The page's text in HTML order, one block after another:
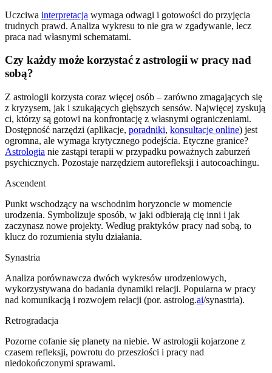
Uczciwa interpretacja wymaga odwagi i gotowości do przyjęcia
trudnych prawd. Analiza wykresu to nie gra w zgadywanie, lecz
praca nad własnymi schematami.
Czy każdy może korzystać z astrologii w pracy nad
sobą?
Z astrologii korzysta coraz więcej osób – zarówno zmagających się
z kryzysem, jak i szukających głębszych sensów. Najwięcej zyskują
ci, którzy są gotowi na konfrontację z własnymi ograniczeniami.
Dostępność narzędzi (aplikacje, poradniki, konsultacje online) jest
ogromna, ale wymaga krytycznego podejścia. Etyczne granice?
Astrologia nie zastąpi terapii w przypadku poważnych zaburzeń
psychicznych. Pozostaje narzędziem autorefleksji i autocoachingu.
Ascendent
Punkt wschodzący na wschodnim horyzoncie w momencie
urodzenia. Symbolizuje sposób, w jaki odbierają cię inni i jak
zaczynasz nowe projekty. Według praktyków pracy nad sobą, to
klucz do rozumienia stylu działania.
Synastria
Analiza porównawcza dwóch wykresów urodzeniowych,
wykorzystywana do badania dynamiki relacji. Popularna w pracy
nad komunikacją i rozwojem relacji (por. astrolog.ai/synastria).
Retrogradacja
Pozorne cofanie się planety na niebie. W astrologii kojarzone z
czasem refleksji, powrotu do przeszłości i pracy nad
niedokończonymi sprawami.